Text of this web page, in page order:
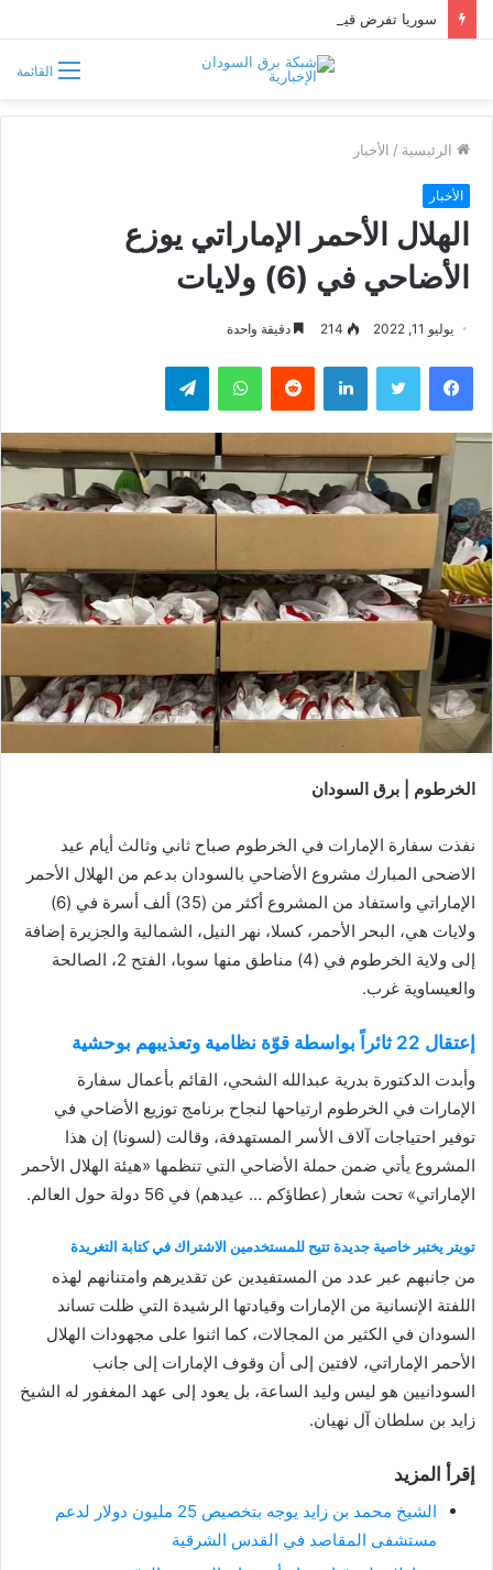
القائمة
الرئيسية / الأخبار
الأخبار
الهلال الأحمر الإماراتي يوزع
الأضاحي في (6) ولايات
يوليو 11, 2022 214 دقيقة واحدة
فيسبوك تويتر لينكدإن واتساب تيلقرام
الخرطوم | برق السودان
نفذت سفارة الإمارات في الخرطوم صباح ثاني وثالث أيام عيد
الاضحى المبارك مشروع الأضاحي بالسودان بدعم من الهلال الأحمر
الإماراتي واستفاد من المشروع أكثر من (35) ألف أسرة في (6)
ولايات هي، البحر الأحمر، كسلا، نهر النيل، الشمالية والجزيرة إضافة
إلى ولاية الخرطوم في (4) مناطق منها سوبا، الفتح 2، الصالحة
والعيساوية غرب.
إعتقال 22 ثائراً بواسطة قوّة نظامية وتعذيبهم بوحشية
وأبدت الدكتورة بدرية عبدالله الشحي، القائم بأعمال سفارة
الإمارات في الخرطوم ارتياحها لنجاح برنامج توزيع الأضاحي في
توفير احتياجات آلاف الأسر المستهدفة، وقالت (لسونا) إن هذا
المشروع يأتي ضمن حملة الأضاحي التي تنظمها «هيئة الهلال الأحمر
الإماراتي» تحت شعار (عطاؤكم … عيدهم) في 56 دولة حول العالم.
تويتر يختبر خاصية جديدة تتيح للمستخدمين الاشتراك في كتابة التغريدة
من جانبهم عبر عدد من المستفيدين عن تقديرهم وامتنانهم لهذه
اللفتة الإنسانية من الإمارات وقيادتها الرشيدة التي ظلت تساند
السودان في الكثير من المجالات، كما اثنوا على مجهودات الهلال
الأحمر الإماراتي، لافتين إلى أن وقوف الإمارات إلى جانب
السودانيين هو ليس وليد الساعة، بل يعود إلى عهد المغفور له الشيخ
زايد بن سلطان آل نهيان.
إقرأ المزيد
الشيخ محمد بن زايد يوجه بتخصيص 25 مليون دولار لدعم
مستشفى المقاصد في القدس الشرقية